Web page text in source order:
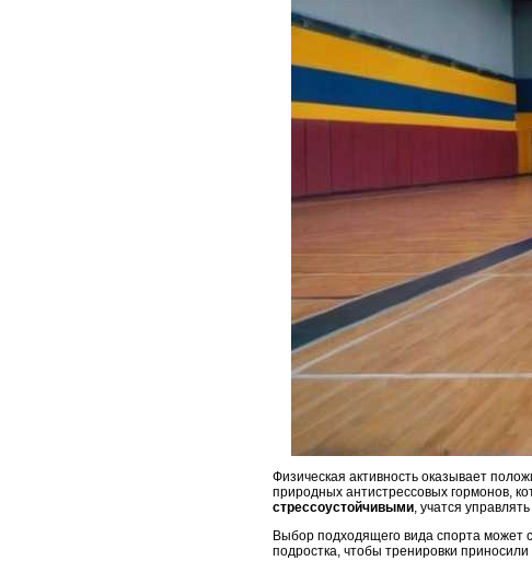
Физическая активность оказывает
природных антистрессовых гормонов,
стрессоустойчивыми, учатся
Выбор подходящего вида спорта может
подростка, чтобы тренировки